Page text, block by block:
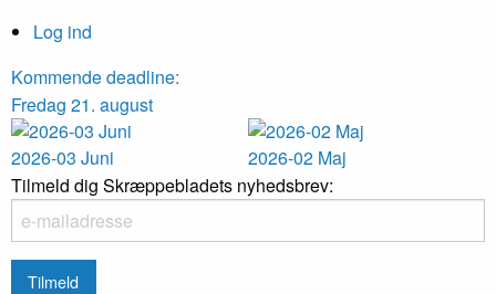
Log ind
Kommende deadline:
Fredag 21. august
2026-03 Juni
2026-02 Maj
Tilmeld dig Skræppebladets nyhedsbrev: